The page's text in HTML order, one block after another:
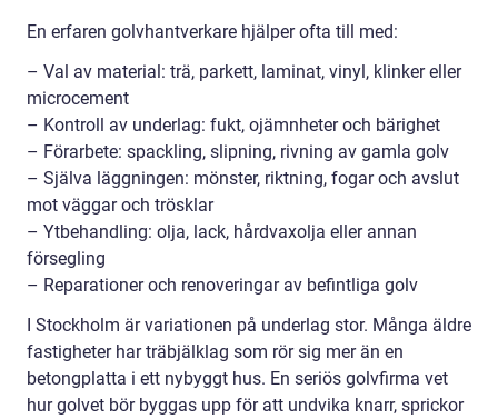
En erfaren golvhantverkare hjälper ofta till med:
– Val av material: trä, parkett, laminat, vinyl, klinker eller
microcement
– Kontroll av underlag: fukt, ojämnheter och bärighet
– Förarbete: spackling, slipning, rivning av gamla golv
– Själva läggningen: mönster, riktning, fogar och avslut
mot väggar och trösklar
– Ytbehandling: olja, lack, hårdvaxolja eller annan
försegling
– Reparationer och renoveringar av befintliga golv
I Stockholm är variationen på underlag stor. Många äldre
fastigheter har träbjälklag som rör sig mer än en
betongplatta i ett nybyggt hus. En seriös golvfirma vet
hur golvet bör byggas upp för att undvika knarr, sprickor